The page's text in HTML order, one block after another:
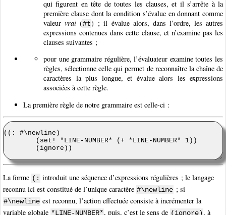
qui figurent en tête de toutes les clauses, et il s’arrête à la
première clause dont la condition s’évalue en donnant comme
valeurvrai (#t) ; il évalue alors, dans l’ordre, les autres
expressions contenues dans cette clause, et n’examine pas les
clauses suivantes ;
pour une grammaire régulière, l’évaluateur examine toutes les
règles, sélectionne celle qui permet de reconnaître la chaîne de
caractères la plus longue, et évalue alors les expressions
associées à cette règle.
La première règle de notre grammaire est celle-ci :
La forme (: introduit une séquence d’expressions régulières ; le langage
reconnu ici est constitué de l’unique caractère #\newline ; si
#\newline est reconnu, l’action effectuée consiste à incrémenter la
variable globale *LINE-NUMBER*, puis, c’est le sens de (ignore), à